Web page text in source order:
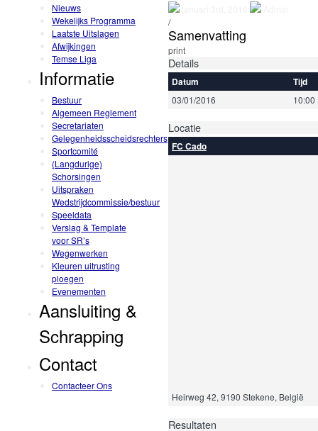
Nieuws
Wekelijks Programma
Laatste Uitslagen
Afwijkingen
Temse Liga
Informatie
Bestuur
Algemeen Reglement
Secretariaten
Gelegenheidsscheidsrechters
Sportcomité
(Langdurige)
Schorsingen
Uitspraken
Wedstrijdcommissie/bestuur
Speeldata
Verslag & Template
voor SR’s
Wegenwerken
Kleuren uitrusting
ploegen
Evenementen
Aansluiting &
Schrapping
Contact
Contacteer Ons
/
Samenvatting
print
Details
Datum Tijd
03/01/2016 10:00
Locatie
FC Cado
Heirweg 42, 9190 Stekene, België
Resultaten